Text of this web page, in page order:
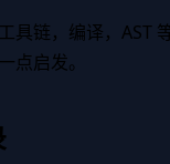
具链，编译，AST
点启发。